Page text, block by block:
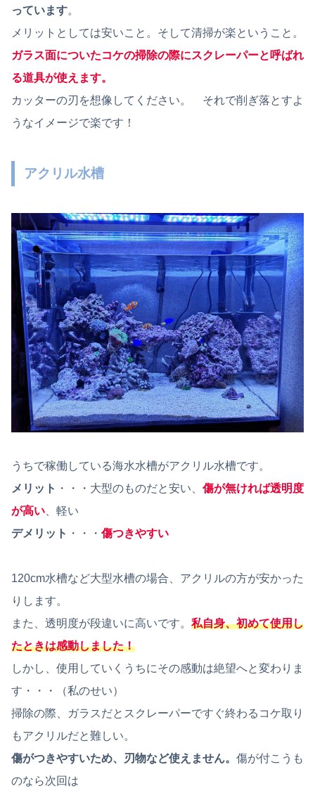
っています。
メリットとしては安いこと。そして清掃が楽ということ。
ガラス面についたコケの掃除の際にスクレーパーと呼ばれ
る道具が使えます。
カッターの刃を想像してください。 それで削ぎ落とすよ
うなイメージで楽です！
アクリル水槽
うちで稼働している海水水槽がアクリル水槽です。
メリット ・・・大型のものだと安い、 傷が無ければ透明度
が高い 、軽い
デメリット ・・・ 傷つきやすい
120cm水槽など大型水槽の場合、アクリルの方が安かった
りします。
また、透明度が段違いに高いです。 私自身、初めて使用し
たときは感動しました！
しかし、使用していくうちにその感動は絶望へと変わりま
す・・・（私のせい）
掃除の際、ガラスだとスクレーパーですぐ終わるコケ取り
もアクリルだと難しい。
傷がつきやすいため、刃物など使えません。 傷が付こうも
のなら次回は